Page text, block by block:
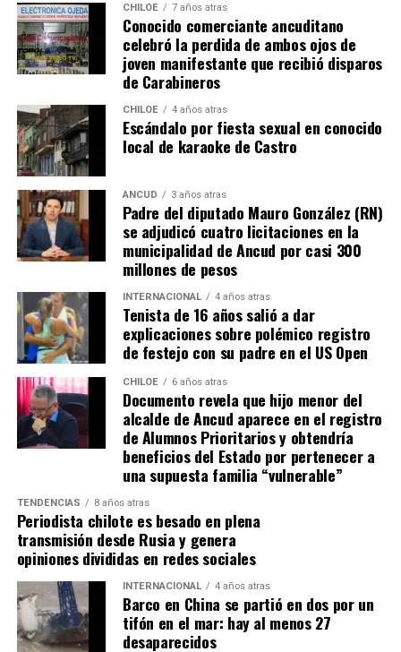
CHILOE 7 años atras
Conocido comerciante ancuditano
celebró la perdida de ambos ojos de
joven manifestante que recibió disparos
de Carabineros
CHILOE 4 años atras
Escándalo por fiesta sexual en conocido
local de karaoke de Castro
ANCUD 3 años atras
Padre del diputado Mauro González (RN)
se adjudicó cuatro licitaciones en la
municipalidad de Ancud por casi 300
millones de pesos
INTERNACIONAL 4 años atras
Tenista de 16 años salió a dar
explicaciones sobre polémico registro
de festejo con su padre en el US Open
CHILOE 6 años atras
Documento revela que hijo menor del
alcalde de Ancud aparece en el registro
de Alumnos Prioritarios y obtendría
beneficios del Estado por pertenecer a
una supuesta familia “vulnerable”
TENDENCIAS 8 años atras
Periodista chilote es besado en plena
transmisión desde Rusia y genera
opiniones divididas en redes sociales
INTERNACIONAL 4 años atras
Barco en China se partió en dos por un
tifón en el mar: hay al menos 27
desaparecidos